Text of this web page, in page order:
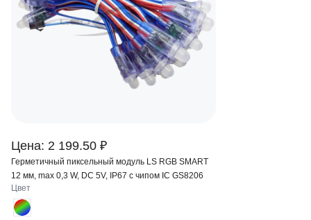
Цена: 2 199.50 ₽
Герметичный пиксельный модуль LS RGB SMART
12 мм, max 0,3 W, DC 5V, IP67 с чипом IC GS8206
Цвет